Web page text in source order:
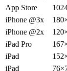
App Store
iPhone @3x
iPhone @2x
iPad Pro
iPad
iPad